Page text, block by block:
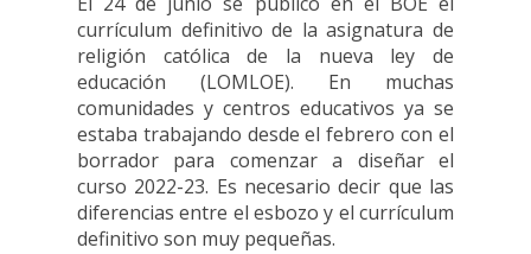
currículum definitivo de la asignatura de
religión católica de la nueva ley de
educación (LOMLOE). En muchas
comunidades y centros educativos ya se
estaba trabajando desde el febrero con el
borrador para comenzar a diseñar el
curso 2022-23. Es necesario decir que las
diferencias entre el esbozo y el currículum
definitivo son muy pequeñas.